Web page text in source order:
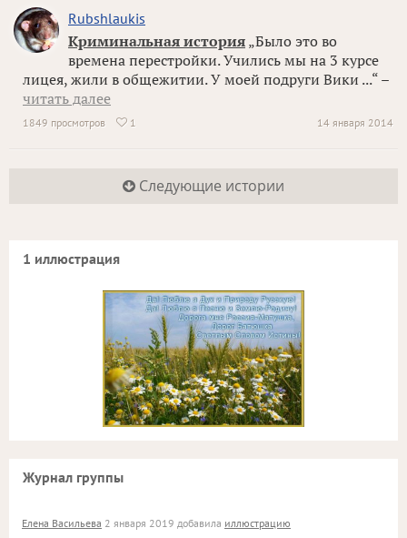
Rubshlaukis
Криминальная история „Было это во
времена перестройки. Учились мы на 3 курсе
лицея, жили в общежитии. У моей подруги Вики ...“ –
читать далее
14 января 2014
1849 просмотров  1
Следующие истории
1 иллюстрация
Журнал группы
Елена Васильева 2 января 2019 добавила иллюстрацию